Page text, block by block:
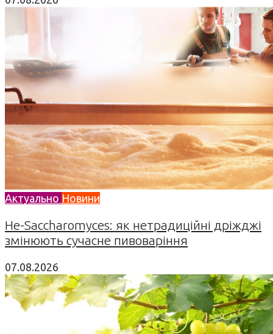
Актуально Новини
Не-Saccharomyces: як нетрадиційні дріжджі
змінюють сучасне пивоваріння
07.08.2026